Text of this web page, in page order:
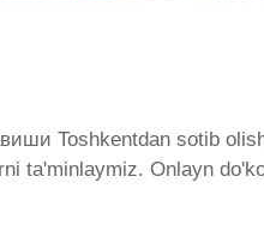
Toshkentdan sotib
ta'minlaymiz. Onlayn
ro'yxati doimiy